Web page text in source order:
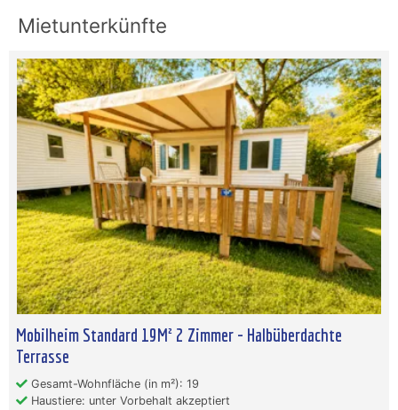
Mietunterkünfte
Mobilheim Standard 19M² 2 Zimmer - Halbüberdachte
Terrasse
Gesamt-Wohnfläche (in m²): 19
Haustiere: unter Vorbehalt akzeptiert